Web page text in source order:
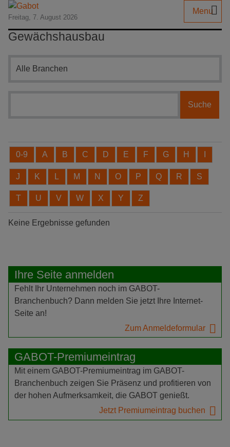
Freitag, 7. August 2026
Menu
Gewächshausbau
0-9 A B C D E F G H
J K L M N O P Q R S
T U V W X Y Z
Keine Ergebnisse gefunden
Ihre Seite anmelden
Fehlt Ihr Unternehmen noch im GABOT-
Branchenbuch? Dann melden Sie jetzt Ihre Internet-
Seite an!
Zum Anmeldeformular
GABOT-Premiumeintrag
Mit einem GABOT-Premiumeintrag im GABOT-
Branchenbuch zeigen Sie Präsenz und profitieren von
der hohen Aufmerksamkeit, die GABOT genießt.
Jetzt Premiumeintrag buchen